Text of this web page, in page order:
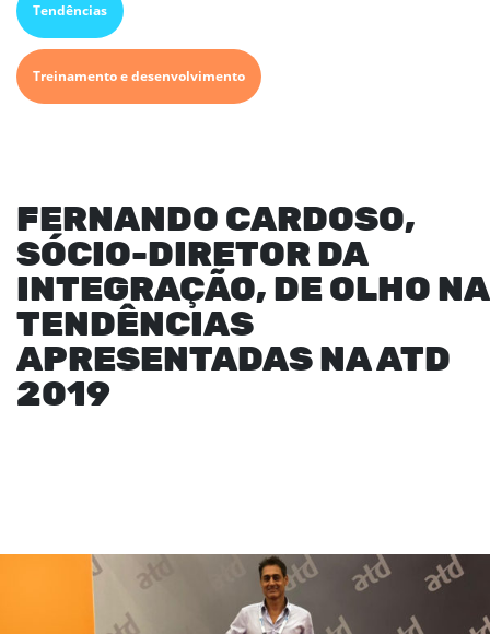
Tendências
Treinamento e desenvolvimento
FERNANDO CARDOSO,
SÓCIO-DIRETOR DA
INTEGRAÇÃO, DE OLHO
TENDÊNCIAS
APRESENTADAS NA ATD
2019